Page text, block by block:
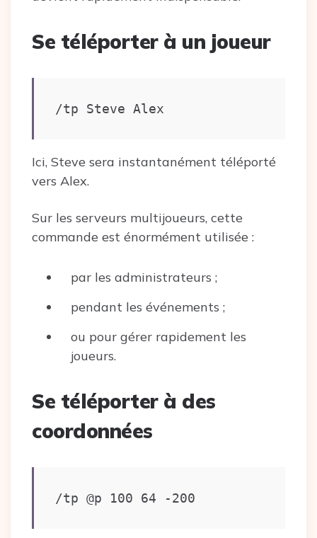
Se téléporter à un joueur
/tp Steve Alex
Ici, Steve sera instantanément téléporté
vers Alex.
Sur les serveurs multijoueurs, cette
commande est énormément utilisée :
par les administrateurs ;
pendant les événements ;
ou pour gérer rapidement les
joueurs.
Se téléporter à des
coordonnées
/tp @p 100 64 -200